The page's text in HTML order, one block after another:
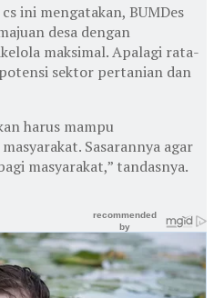
ini mengatakan, BUMDes
desa dengan
maksimal. Apalagi rata-
sektor pertanian dan
harus mampu
Sasarannya agar
masyarakat,” tandasnya.